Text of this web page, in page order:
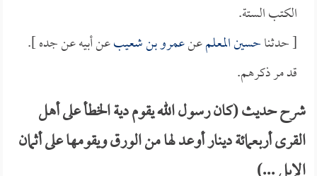
الكتب الستة.
[ حدثناحسين المعلمعنعمرو بن شعيبعن أبيه عن جده ].
قد مر ذكرهم.
شرح حديث (كان رسول الله يقوم دية الخطأ على أهل
القرى أربعمائة دينار أوعد لها من الورق ويقومها على أثمان